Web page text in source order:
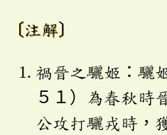
〔注解〕
禍晉之驪姬：驪
５１）為春秋時
公攻打驪戎時，